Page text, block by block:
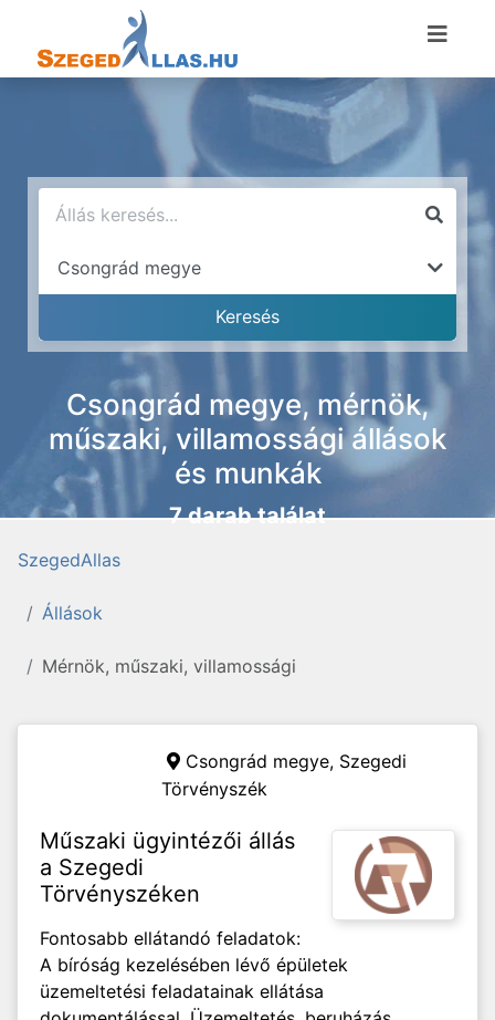
Csongrád megye, mérnök,
műszaki, villamossági állások
és munkák
7 darab találat
SzegedAllas
Állások
Mérnök, műszaki, villamossági
Csongrád megye, Szegedi
Törvényszék
Műszaki ügyintézői állás
a Szegedi
Törvényszéken
Fontosabb ellátandó feladatok:
A bíróság kezelésében lévő épületek
üzemeltetési feladatainak ellátása